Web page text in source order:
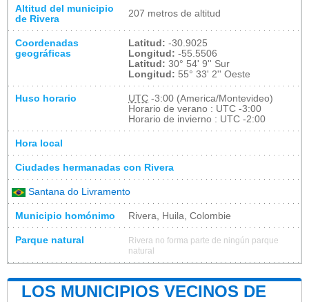
Altitud del municipio
de Rivera
207 metros de altitud
Coordenadas
geográficas
Latitud: -30.9025
Longitud: -55.5506
Latitud: 30° 54' 9'' Sur
Longitud: 55° 33' 2'' Oeste
Huso horario UTC -3:00 (America/Montevideo)
Horario de verano : UTC -3:00
Horario de invierno : UTC -2:00
Hora local
Ciudades hermanadas con Rivera
Santana do Livramento
Municipio homónimo Rivera, Huila, Colombie
Parque natural
Rivera no forma parte de ningún parque
natural
LOS MUNICIPIOS VECINOS DE